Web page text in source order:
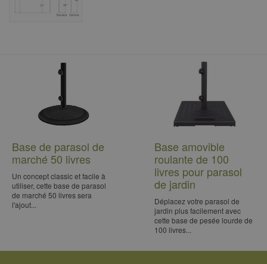
Base de parasol de
marché 50 livres
Un concept classic et facile à
utiliser, cette base de parasol
de marché 50 livres sera
l'ajout...
Base amovible
roulante de 100
livres pour parasol
de jardin
Déplacez votre parasol de
jardin plus facilement avec
cette base de pesée lourde de
100 livres...